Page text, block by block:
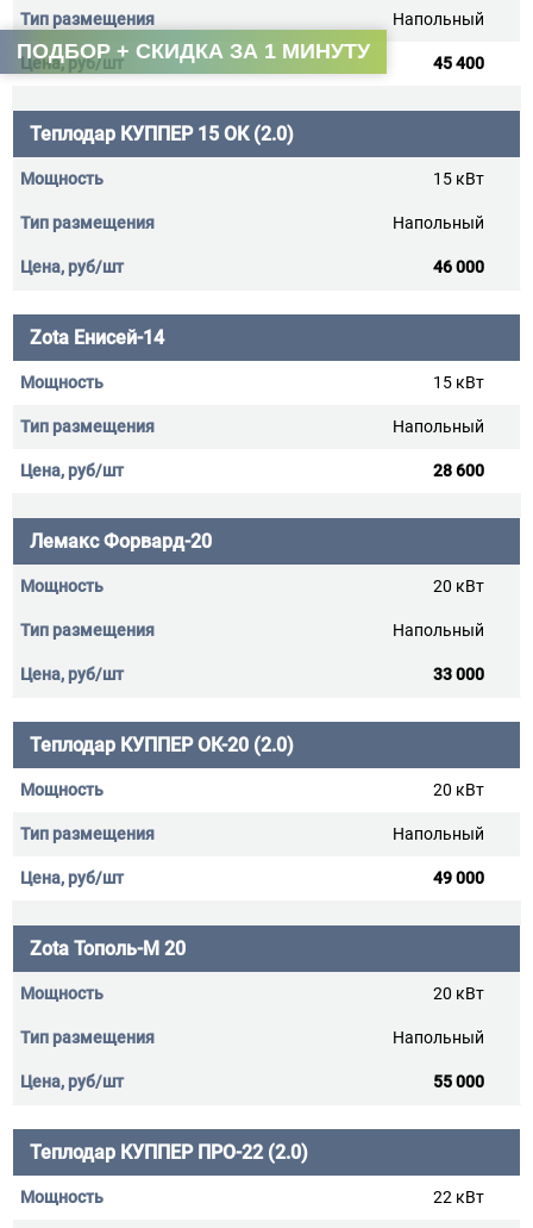
Напольный
45 400
Теплодар КУППЕР 15 ОК (2.0)
15 кВт
Напольный
46 000
Zota Енисей-14
15 кВт
Напольный
28 600
Лемакс Форвард-20
20 кВт
Напольный
33 000
Теплодар КУППЕР ОК-20 (2.0)
20 кВт
Напольный
49 000
Zota Тополь-М 20
20 кВт
Напольный
55 000
Теплодар КУППЕР ПРО-22 (2.0)
22 кВт
ПОДБОР + СКИДКА ЗА 1 МИНУТУ